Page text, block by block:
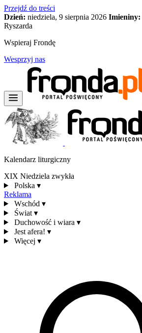
Przejdź do treści
Dzień: niedziela, 9 sierpnia 2026 Imieniny:
Ryszarda
Wspieraj Frondę
Wesprzyj nas
Kalendarz liturgiczny
XIX Niedziela zwykła
Polska ▾
Reklama
Wschód ▾
Świat ▾
Duchowość i wiara ▾
Jest afera! ▾
Więcej ▾